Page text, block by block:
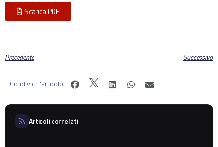
Scarica PDF
Precedente Successivo
Condividi l'articolo:
Articoli correlati